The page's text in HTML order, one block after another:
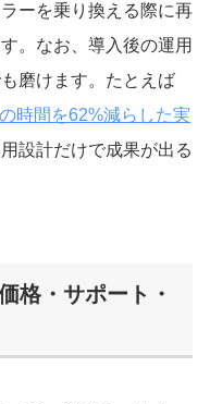
ーを乗り換える際に再
。なお、導入後の運用
磨けます。たとえば
時間を62%減らした実
設計だけで成果が出る
格・サポート・